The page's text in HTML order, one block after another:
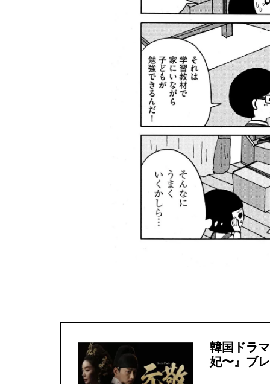
韓国ドラ
妃〜』ブ